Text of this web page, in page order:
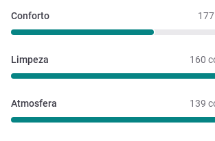
Conforto
160
Limpeza
139
Atmosfera